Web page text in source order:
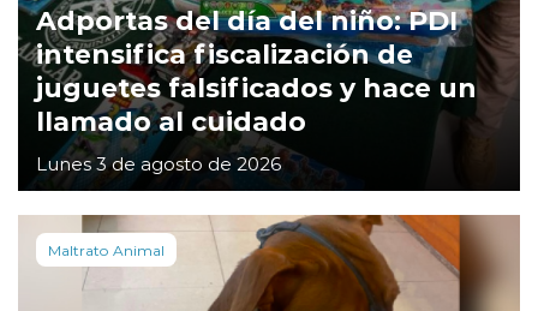
Adportas del día del niño: PDI
intensifica fiscalización de
juguetes falsificados y hace un
llamado al cuidado
Lunes 3 de agosto de 2026
Maltrato Animal